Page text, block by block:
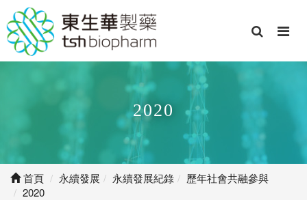
2020
首頁 永續發展 永續發展紀錄
歷年社會共融參與
2020